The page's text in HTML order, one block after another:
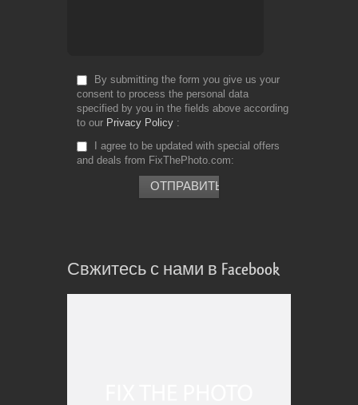
By submitting the form you give us your
consent to process the personal data
specified by you in the fields above according
to our Privacy Policy
I agree to be updated with special offers
and deals from FixThePhoto.com
Свжитесь с нами в Facebook